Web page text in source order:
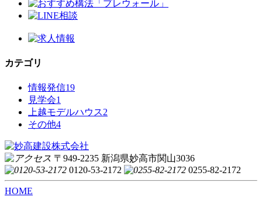
カテゴリ
情報発信19
見学会1
上越モデルハウス2
その他4
〒949-2235 新潟県妙高市関山3036
0120-53-2172
0255-82-2172
HOME